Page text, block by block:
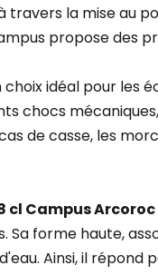
la mise au
propose des
idéal pour les
de casse, les
cl Campus Arcoroc
forme haute,
Ainsi, il